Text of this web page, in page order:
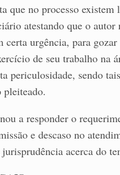
que no processo
atestando que o
certa urgência, para
de seu trabalho na
periculosidade, sendo
pleiteado.
a responder o
e descaso no
acerca do